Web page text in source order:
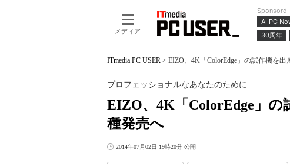
メディア
Sponsord｜
AI PC
30周年
ITmedia PC USER > EIZO、4K「ColorEdge」の試作機を
EIZO、4K「ColorEdge」の
種発売へ
プロフェッショナルなあなたのために
2014年07月02日 19時20分 公開